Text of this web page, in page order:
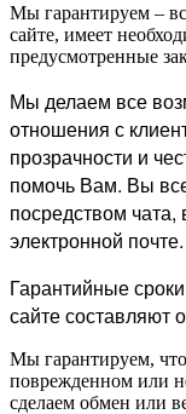
Мы гарантируем –
сайте, имеет
предусмотренные
Мы делаем все
отношения с
прозрачности и
помочь Вам. Вы
посредством
электронной почте.
Гарантийные
сайте составляют
Мы гарантируем,
поврежденном или
сделаем обмен или